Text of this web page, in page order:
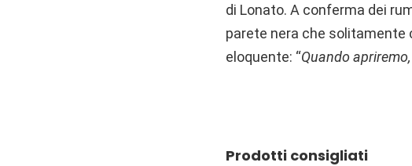
di Lonato. A conferma dei
parete nera che solitamente
eloquente: “Quando
Prodotti consigliati